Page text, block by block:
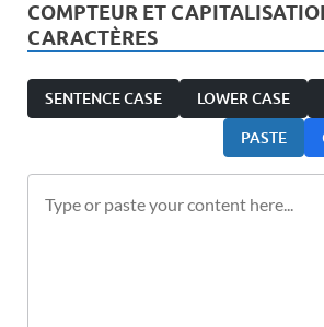
COMPTEUR ET
CARACTÈRES
SENTENCE CASE LOWER CASE
PASTE